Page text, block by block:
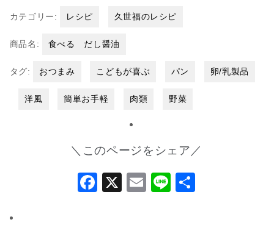
カテゴリー: レシピ 久世福のレシピ
商品名: 食べる だし醤油
タグ: おつまみ こどもが喜ぶ パン 卵/乳製品
洋風 簡単お手軽 肉類 野菜
＼このページをシェア／
Facebook
X Email
Line